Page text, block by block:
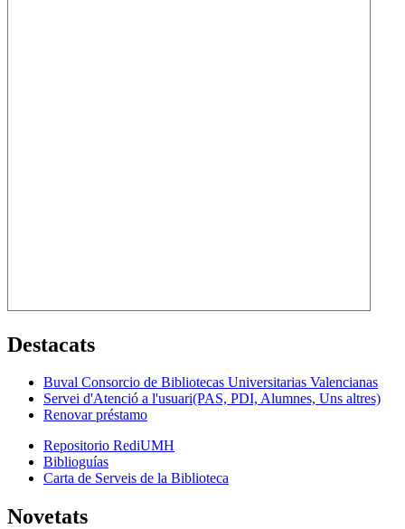
Destacats
Buval Consorcio de Bibliotecas Universitarias Valencianas
Servei d'Atenció a l'usuari(PAS, PDI, Alumnes, Uns altres)
Renovar préstamo
Repositorio RediUMH
Biblioguías
Carta de Serveis de la Biblioteca
Novetats